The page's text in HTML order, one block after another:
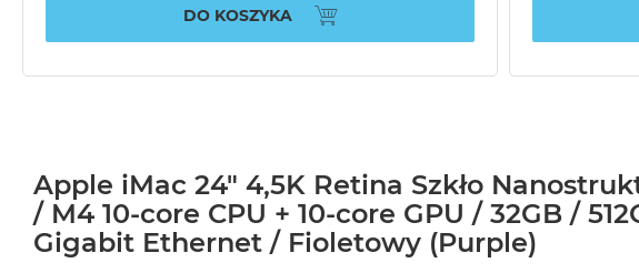
DO KOSZYKA
Apple iMac 24" 4,5K Retina Szkło
/ M4 10-core CPU + 10-core GPU / 32GB /
Gigabit Ethernet / Fioletowy (Purple)